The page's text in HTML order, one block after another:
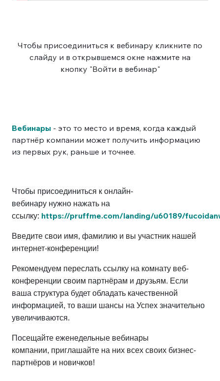
Чтобы присоединиться к вебинару кликните по
слайду и в открывшемся окне нажмите на
кнопку "Войти в вебинар"
Вебинары - это то место и время, когда каждый
партнёр компании может получить информацию
из первых рук, раньше и точнее.
Чтобы присоединиться к онлайн-
вебинару нужно нажать на
ссылку: https://pruffme.com/landing/u60189/
Введите свои имя, фамилию и вы участник нашей
интернет-конференции!
Рекомендуем переслать ссылку на комнату веб-
конференции своим партнёрам и друзьям. Если
ваша структура будет обладать качественной
информацией, то ваши шансы на Успех значительно
увеличиваются.
Посещайте еженедельные вебинары
компании, приглашайте на них всех своих бизнес-
партнёров и новичков!